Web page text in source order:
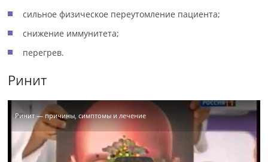
сильное физическое переутомление пациента;
снижение иммунитета;
перегрев.
Ринит
Ринит — причины, симптомы и лечение